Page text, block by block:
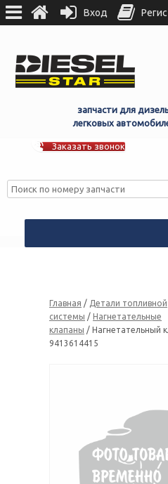
запчасти для
легковых
Заказать звонок
Главная / Детали топливной
системы / Нагнетательные
клапаны / Нагнетательный
9413614415
Вход